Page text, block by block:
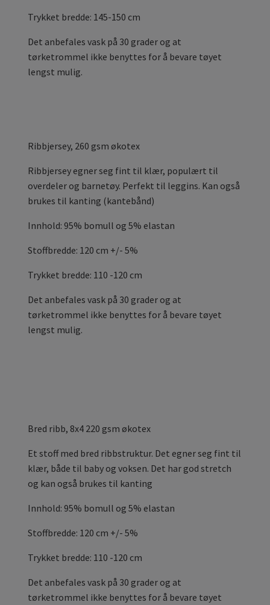
Trykket bredde: 145-150 cm
Det anbefales vask på 30 grader og at
tørketrommel ikke benyttes for å bevare tøyet
lengst mulig.
Ribbjersey, 260 gsm økotex
Ribbjersey egner seg fint til klær, populært til
overdeler og barnetøy. Perfekt til leggins. Kan også
brukes til kanting (kantebånd)
Innhold: 95% bomull og 5% elastan
Stoffbredde: 120 cm +/- 5%
Trykket bredde: 110 -120 cm
Det anbefales vask på 30 grader og at
tørketrommel ikke benyttes for å bevare tøyet
lengst mulig.
Bred ribb, 8x4 220 gsm økotex
Et stoff med bred ribbstruktur. Det egner seg fint til
klær, både til baby og voksen. Det har god stretch
og kan også brukes til kanting
Innhold: 95% bomull og 5% elastan
Stoffbredde: 120 cm +/- 5%
Trykket bredde: 110 -120 cm
Det anbefales vask på 30 grader og at
tørketrommel ikke benyttes for å bevare tøyet